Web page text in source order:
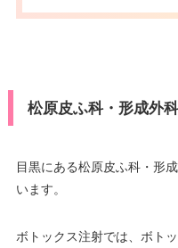
松原皮ふ科・形成外
目黒にある松原皮ふ科・形
います。
ボトックス注射では、ボト